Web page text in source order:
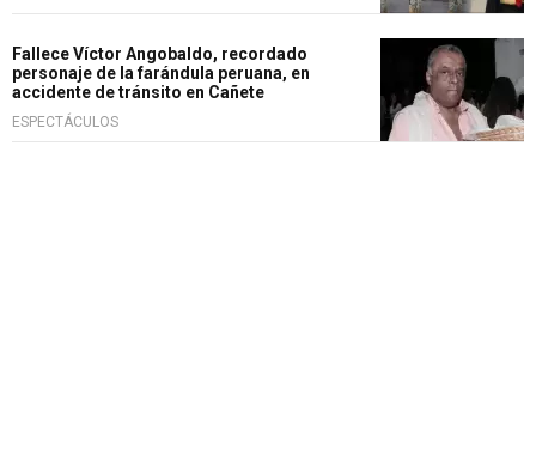
Fallece Víctor Angobaldo, recordado
personaje de la farándula peruana, en
accidente de tránsito en Cañete
ESPECTÁCULOS